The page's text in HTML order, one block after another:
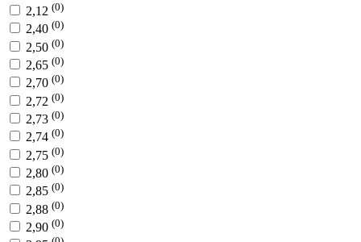
2,12 (0)
2,40 (0)
2,50 (0)
2,65 (0)
2,70 (0)
2,72 (0)
2,73 (0)
2,74 (0)
2,75 (0)
2,80 (0)
2,85 (0)
2,88 (0)
2,90 (0)